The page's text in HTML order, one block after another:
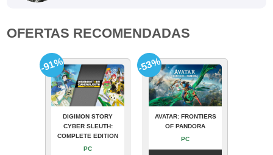
OFERTAS RECOMENDADAS
DIGIMON STORY
CYBER SLEUTH:
COMPLETE EDITION
PC
-91%
AVATAR: FRONTIERS
OF PANDORA
PC
-53%